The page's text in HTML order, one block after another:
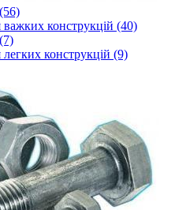
важких конструкцій (40)
конструкцій (9)